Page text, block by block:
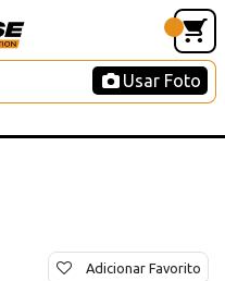
Usar Foto
Adicionar Favorito